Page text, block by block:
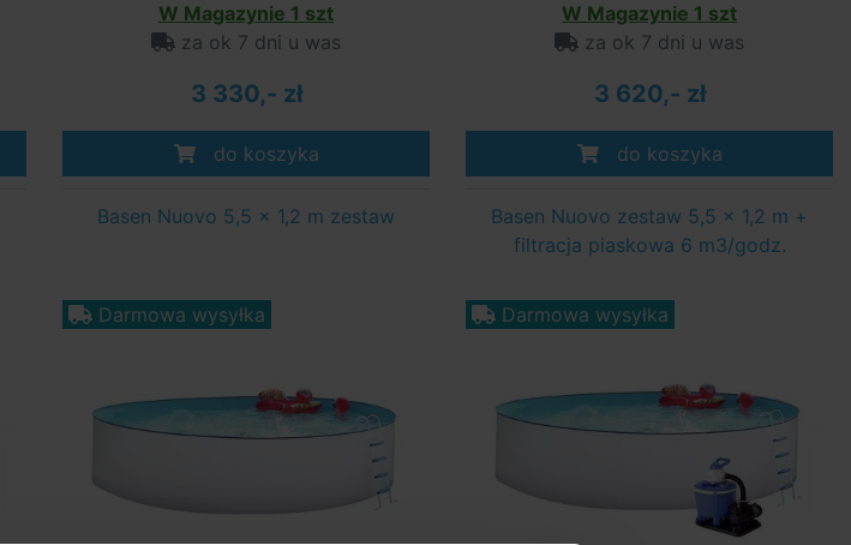
W Magazynie 1 szt
za ok 7 dni u was
3 330,- zł
do koszyka
W Magazynie 1 szt
za ok 7 dni u was
3 620,- zł
do koszyka
Basen Nuovo 5,5 x 1,2 m zestaw
Darmowa wysyłka
Basen Nuovo zestaw 5,5 x 1,2 m +
filtracja piaskowa 6 m3/godz.
Darmowa wysyłka